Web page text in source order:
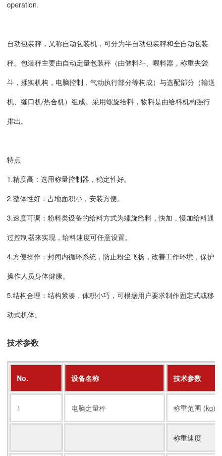
operation.
自动包装秤，又称自动包装机，可分为半自动包装秤和全自动包装
秤。包装秤主要由自动定量包装秤（由储料斗、喂料器，称重夹袋
斗，揉实机构，电脑控制，气动执行部分等构成）与选配部分（输送
机、缝口机/热合机）组成。采用螺旋给料，物料是由给料机构强行
排出。
特点
1.精度高：选用称量控制器，稳定性好。
2.整体性好：占地面积小，安装方便。
3.速度可调：粉料类设备的给料方式为螺旋给料，快加，慢加给料通
过控制器来实现，给料速度可任意设置。
4.方便操作：封闭内循环系统，防止粉尘飞扬，改善工作环境，保护
操作人员身体健康。
5.结构合理：结构紧凑，体积小巧，可根据用户要求制作固定式或移
动式机体。
技术参数
No. 设备名称 技术参数
1 电脑定量秤 称重范围 (kg)
称重速度